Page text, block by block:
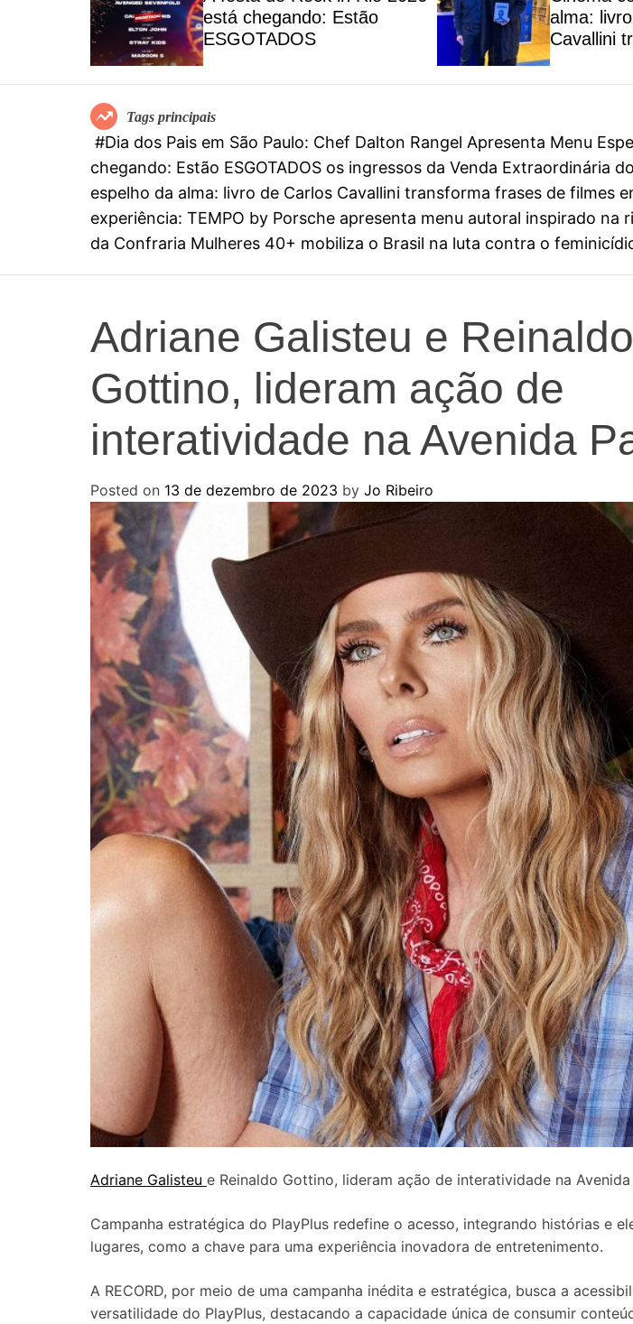
está chegando: Estão
ESGOTADOS
alma:
Cavallini
de filmes
Tags principais
#Dia dos Pais em São Paulo: Chef Dalton Rangel Apresenta Menu
chegando: Estão ESGOTADOS os ingressos da Venda Extraordinária
espelho da alma: livro de Carlos Cavallini transforma frases de filmes
experiência: TEMPO by Porsche apresenta menu autoral inspirado na
da Confraria Mulheres 40+ mobiliza o Brasil na luta contra o
Adriane Galisteu e Reinaldo
Gottino, lideram ação de
interatividade na Avenida
Posted on 13 de dezembro de 2023 by Jo Ribeiro
Adriane Galisteu e Reinaldo Gottino, lideram ação de interatividade na Avenida
Campanha estratégica do PlayPlus redefine o acesso, integrando histórias e
lugares, como a chave para uma experiência inovadora de entretenimento.
A RECORD, por meio de uma campanha inédita e estratégica, busca a
versatilidade do PlayPlus, destacando a capacidade única de consumir